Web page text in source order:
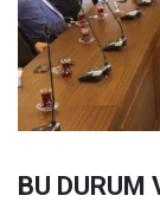
BU